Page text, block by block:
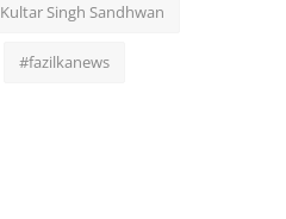
Kultar Singh Sandhwan
#fazilkanews